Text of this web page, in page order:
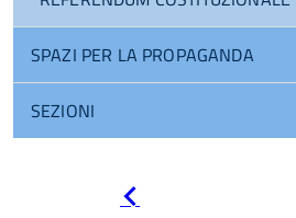
SPAZI PER LA PROPAGANDA
SEZIONI